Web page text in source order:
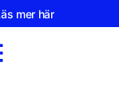
mer här